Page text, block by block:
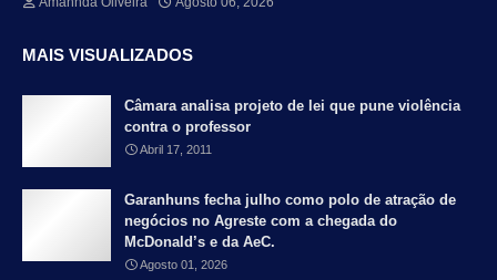
MAIS VISUALIZADOS
Câmara analisa projeto de lei que pune violência
contra o professor
Abril 17, 2011
Garanhuns fecha julho como polo de atração de
negócios no Agreste com a chegada do
McDonald’s e da AeC.
Agosto 01, 2026